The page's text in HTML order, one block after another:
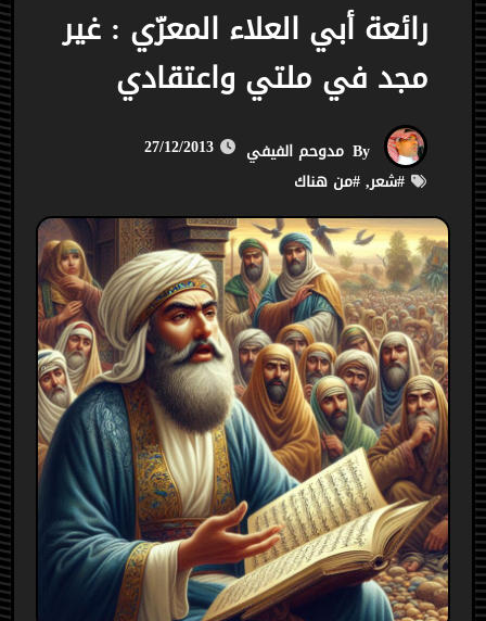
رائعة أبي العلاء المعرّي : غير
مجد في ملتي واعتقادي
مدوحم الفيفي
27/12/2013
#شعر, #من هناك